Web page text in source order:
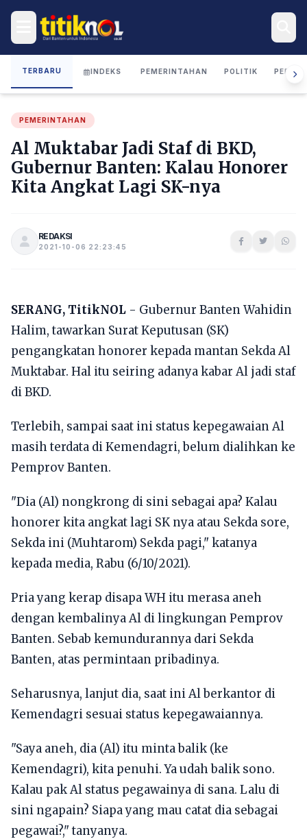
TERBARU INDEKS PEMERINTAHAN POLITIK
PEMERINTAHAN
Al Muktabar Jadi Staf di BKD,
Gubernur Banten: Kalau Honorer
Kita Angkat Lagi SK-nya
REDAKSI
2021-10-06 22:23:45
SERANG, TitikNOL - Gubernur Banten Wahidin
Halim, tawarkan Surat Keputusan (SK)
pengangkatan honorer kepada mantan Sekda Al
Muktabar. Hal itu seiring adanya kabar Al jadi staf
di BKD.
Terlebih, sampai saat ini status kepegawaian Al
masih terdata di Kemendagri, belum dialihkan ke
Pemprov Banten.
"Dia (Al) nongkrong di sini sebagai apa? Kalau
honorer kita angkat lagi SK nya atau Sekda sore,
Sekda ini (Muhtarom) Sekda pagi," katanya
kepada media, Rabu (6/10/2021).
Pria yang kerap disapa WH itu merasa aneh
dengan kembalinya Al di lingkungan Pemprov
Banten. Sebab kemundurannya dari Sekda
Banten, atas permintaan pribadinya.
Seharusnya, lanjut dia, saat ini Al berkantor di
Kemendagri sesuai status kepegawaiannya.
"Saya aneh, dia (Al) itu minta balik (ke
Kemendagri), kita penuhi. Ya udah balik sono.
Kalau pak Al status pegawainya di sana. Lalu di
sini ngapain? Siapa yang mau catat dia sebagai
pegawai?," tanyanya.